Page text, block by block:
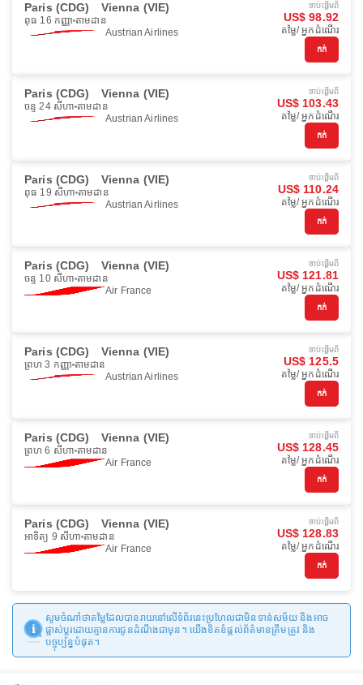
Paris (CDG) Vienna (VIE)
ពុធ 16 កញ្ញា តាមដាន
Austrian Airlines
ចាប់ផ្ដើមពី
US$ 98.92
តម្លៃ/ អ្នកដំណើរ
កក់
Paris (CDG) Vienna (VIE)
ចន្ទ 24 សីហា តាមដាន
Austrian Airlines
ចាប់ផ្ដើមពី
US$ 103.43
តម្លៃ/ អ្នកដំណើរ
កក់
Paris (CDG) Vienna (VIE)
ពុធ 19 សីហា តាមដាន
Austrian Airlines
ចាប់ផ្ដើមពី
US$ 110.24
តម្លៃ/ អ្នកដំណើរ
កក់
Paris (CDG) Vienna (VIE)
ចន្ទ 10 សីហា តាមដាន
Air France
ចាប់ផ្ដើមពី
US$ 121.81
តម្លៃ/ អ្នកដំណើរ
កក់
Paris (CDG) Vienna (VIE)
ព្រហ 3 កញ្ញា តាមដាន
Austrian Airlines
ចាប់ផ្ដើមពី
US$ 125.5
តម្លៃ/ អ្នកដំណើរ
កក់
Paris (CDG) Vienna (VIE)
ព្រហ 6 សីហា តាមដាន
Air France
ចាប់ផ្ដើមពី
US$ 128.45
តម្លៃ/ អ្នកដំណើរ
កក់
Paris (CDG) Vienna (VIE)
អាទិត្យ 9 សីហា តាមដាន
Air France
ចាប់ផ្ដើមពី
US$ 128.83
តម្លៃ/ អ្នកដំណើរ
កក់
សូមចំណាំថាតម្លៃដែលបានរាយនៅលើទំព័រនេះប្រហែលជាមិនទាន់សម័យ និងអាច
ផ្លាស់ប្តូរដោយគ្មានការជូនដំណឹងជាមុន។ យើងខិតខំផ្តល់ព័ត៌មានត្រឹមត្រូវ និង
បច្ចុប្បន្នបំផុត។